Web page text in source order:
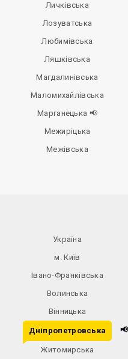
Личківська
Лозуватська
Любимівська
Ляшківська
Магдалинівська
Маломихайлівська
Марганецька 📢
Межиріцька
Межівська
Україна
м. Київ
Івано-Франківська
Волинська
Вінницька
Дніпропетровська 📢
Житомирська